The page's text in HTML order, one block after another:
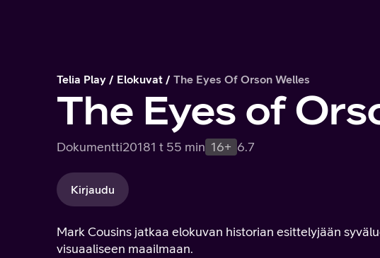
Telia Play Elokuvat The Eyes Of Orson Welles
The Eyes of
Dokumentti20181 t 55 min 16+ 6.7
Kirjaudu
Mark Cousins jatkaa elokuvan historian esittelyjään
visuaaliseen maailmaan.